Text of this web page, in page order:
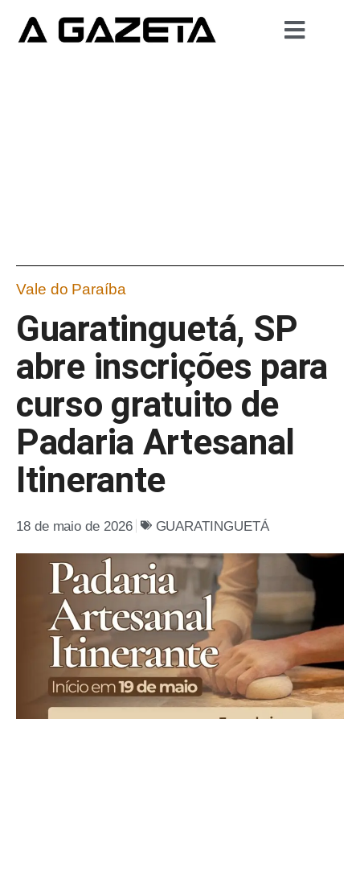
Vale do Paraíba
Guaratinguetá, SP
abre inscrições para
curso gratuito de
Padaria Artesanal
Itinerante
18 de maio de 2026 GUARATINGUETÁ